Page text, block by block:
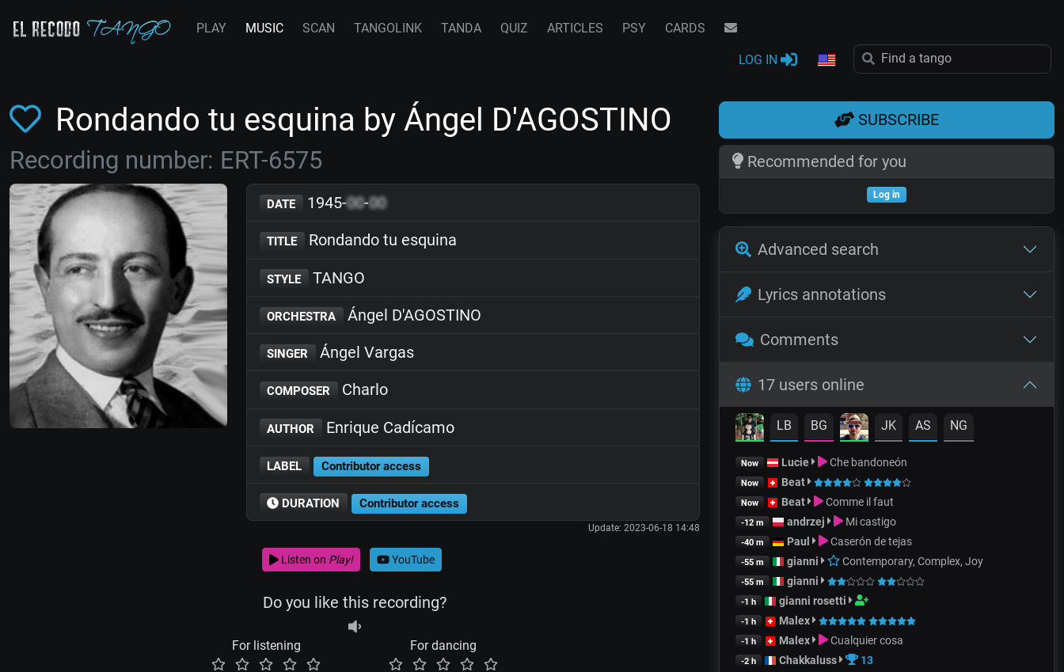
PLAY MUSIC SCAN TANGOLINK TANDA QUIZ ARTICLES PSY CARDS
LOG IN
Rondando tu esquina by Ángel D'AGOSTINO
Recording number: ERT-6575
DATE 1945-00-00
TITLE Rondando tu esquina
STYLE TANGO
ORCHESTRA Ángel D'AGOSTINO
SINGER Ángel Vargas
COMPOSER Charlo
AUTHOR Enrique Cadícamo
LABEL Contributor access
DURATION Contributor access
Update: 2023-06-18 14:48
Listen on Play! YouTube
Do you like this recording?
For listening For dancing
SUBSCRIBE
Recommended for you
Log in
Advanced search
Lyrics annotations
Comments
17 users online
LB BG JK AS NG
Now Lucie Che bandoneón
Now Beat
Now Beat Comme il faut
-12 m andrzej Mi castigo
-40 m Paul Caserón de tejas
-55 m gianni Contemporary, Complex, Joy
-55 m gianni
-1 h gianni rosetti
-1 h Malex
-1 h Malex Cualquier cosa
-2 h Chakkaluss 13